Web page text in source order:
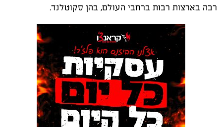
רבה בארצות רבות ברחבי העולם, בהן סקוטלנד.